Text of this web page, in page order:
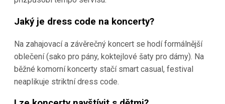
Jaký je dress code na koncerty?
Na zahajovací a závěrečný koncert se hodí formálnější
oblečení (sako pro pány, koktejlové šaty pro dámy). Na
běžné komorní koncerty stačí smart casual, festival
neaplikuje striktní dress code.